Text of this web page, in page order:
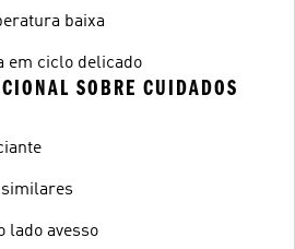
baixa
em ciclo delicado
SOBRE CUIDADOS
similares
lado avesso